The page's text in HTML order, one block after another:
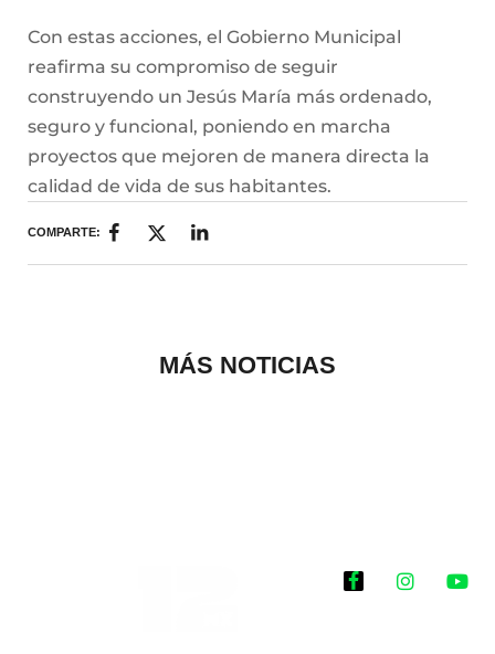
Con estas acciones, el Gobierno Municipal
reafirma su compromiso de seguir
construyendo un Jesús María más ordenado,
seguro y funcional, poniendo en marcha
proyectos que mejoren de manera directa la
calidad de vida de sus habitantes.
COMPARTE:
MÁS NOTICIAS